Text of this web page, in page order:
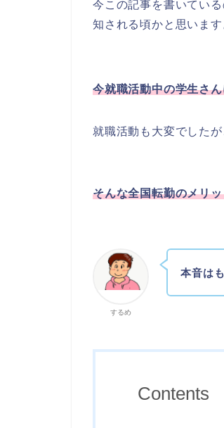
今この記事を書いてい
知される頃かと思います
今就職活動中の学生さ
就職活動も大変でした
そんな全国転勤のメリ
するめ
本音は
Contents